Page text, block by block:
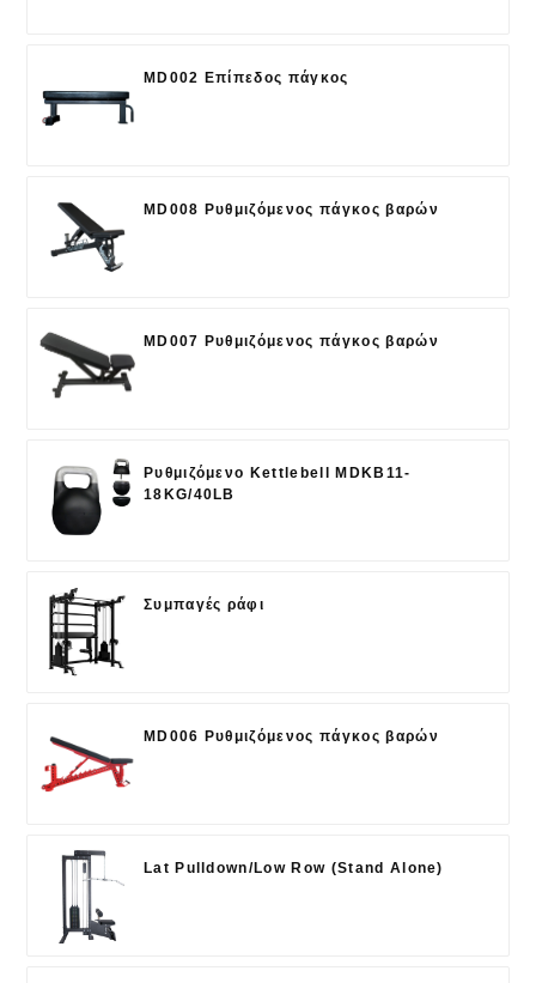
MD002 Επίπεδος πάγκος
MD008 Ρυθμιζόμενος πάγκος βαρών
MD007 Ρυθμιζόμενος πάγκος βαρών
Ρυθμιζόμενο Kettlebell MDKB11-
18KG/40LB
Συμπαγές ράφι
MD006 Ρυθμιζόμενος πάγκος βαρών
Lat Pulldown/Low Row (Stand Alone)